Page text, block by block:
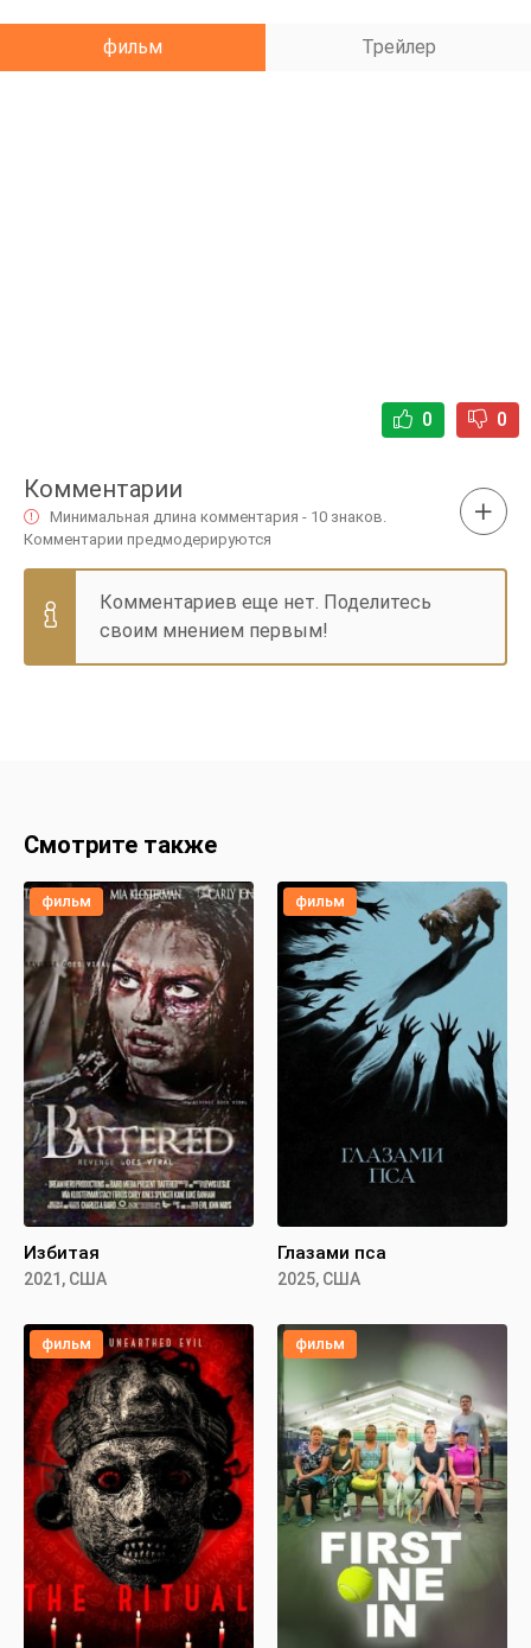
фильм Трейлер
0 0
Комментарии
Минимальная длина комментария - 10 знаков.
Комментарии предмодерируются
Комментариев еще нет. Поделитесь
своим мнением первым!
Смотрите также
фильм
Избитая
2021, США
фильм
Глазами пса
2025, США
фильм фильм